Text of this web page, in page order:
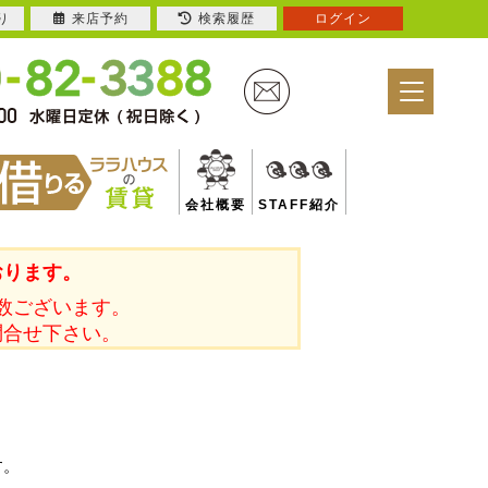
会社概要 STAFF紹介
ます。
ざいます。
せ下さい。
来店予約 検索履歴 ログイン